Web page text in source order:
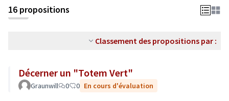
16 propositions
Classement des propositions par :
Décerner un "Totem Vert"
Graunwill 0 0 En cours d'évaluation